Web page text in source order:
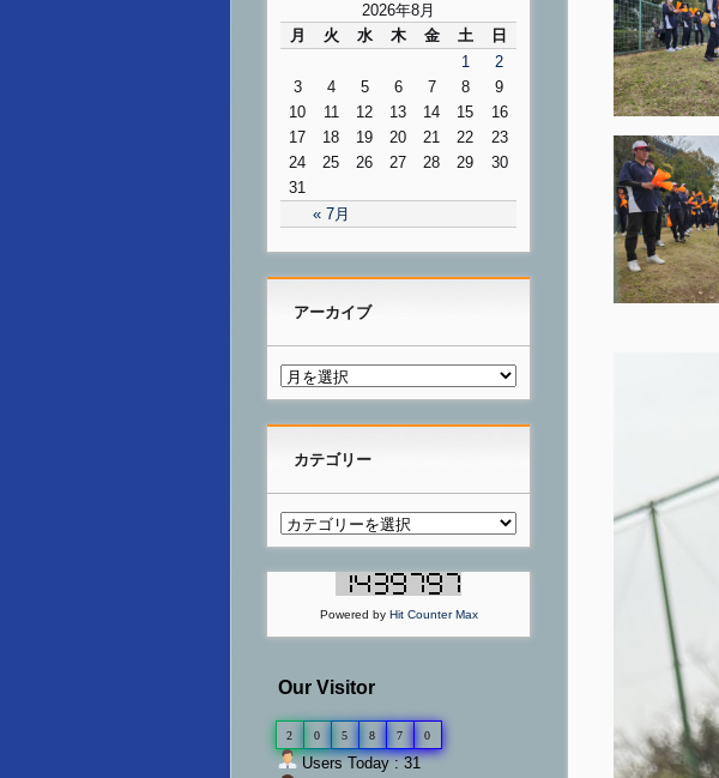
2026年8月
月
火 水 木 金 土 日
« 7月
1
2
3
4 5 6 7 8
9
10
11 12 13 14 15
16
17
18 19 20 21 22
23
24
25 26 27 28 29
30
31
アーカイブ
カテゴリー
Powered by Hit Counter Max
Our Visitor
2 0 5 8 7 0
Users Today : 31